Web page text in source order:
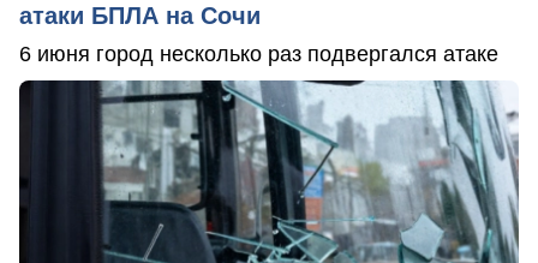
атаки БПЛА на Сочи
6 июня город несколько раз подвергался атаке